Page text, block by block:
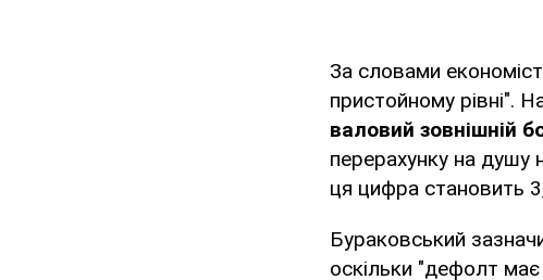
За словами
пристойному рівні".
валовий зовнішній
перерахунку на душу
ця цифра становить
Бураковський
оскільки "дефолт має